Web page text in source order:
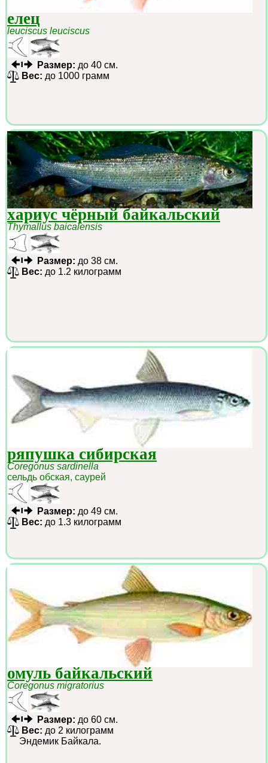
елец
leuciscus leuciscus
Размер: до 40 см.
Вес: до 1000 грамм
хариус чёрный байкальский
Thymallus baicalensis
Размер: до 38 см.
Вес: до 1.2 килограмм
ряпушка сибирская
Coregonus sardinella
сельдь обская, саурей
Размер: до 49 см.
Вес: до 1.3 килограмм
омуль байкальский
Coregonus migratorius
Размер: до 60 см.
Вес: до 2 килограмм
Эндемик Байкала.